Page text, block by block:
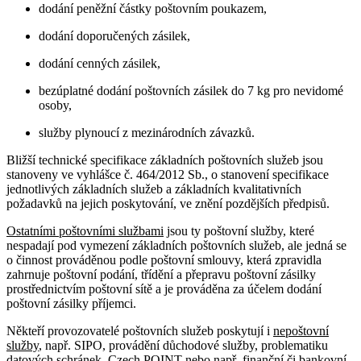
dodání peněžní částky poštovním poukazem,
dodání doporučených zásilek,
dodání cenných zásilek,
bezúplatné dodání poštovních zásilek do 7 kg pro nevidomé
osoby,
služby plynoucí z mezinárodních závazků.
Bližší technické specifikace základních poštovních služeb jsou
stanoveny ve vyhlášce č. 464/2012 Sb., o stanovení specifikace
jednotlivých základních služeb a základních kvalitativních
požadavků na jejich poskytování, ve znění pozdějších předpisů.
Ostatními poštovními službami jsou ty poštovní služby, které
nespadají pod vymezení základních poštovních služeb, ale jedná se
o činnost prováděnou podle poštovní smlouvy, která zpravidla
zahrnuje poštovní podání, třídění a přepravu poštovní zásilky
prostřednictvím poštovní sítě a je prováděna za účelem dodání
poštovní zásilky příjemci.
Někteří provozovatelé poštovních služeb poskytují i nepoštovní
služby, např. SIPO, provádění důchodové služby, problematiku